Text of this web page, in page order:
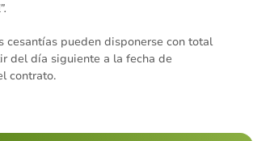
cesantías pueden disponerse con total
del día siguiente a la fecha de
contrato.